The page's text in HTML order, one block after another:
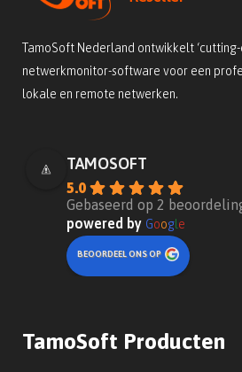
TamoSoft Nederland ontwikkelt ‘cutting-
netwerkmonitor-software voor een
lokale en remote netwerken.
TAMOSOFT
5.0
Gebaseerd op 2
powered by Goog e
BEOORDEEL ONS OP
TamoSoft Producten